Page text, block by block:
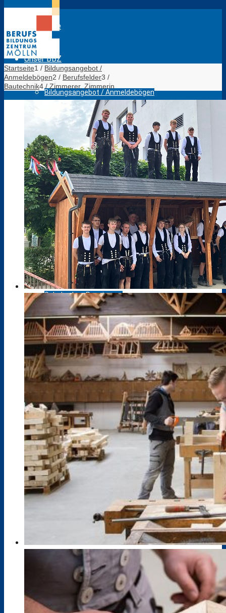
Startseite
Unser BBZ
Bildungsangebot / Anmeldebögen
Das sind wir
Lagepläne BBZ Mölln
Evaluation Lehrkräfte
Klimarat
Europaschule
Schule ohne Rassismus
Stellenausschreibungen
Kooperationen
Messen
Pressespiegel
Projekte / Veranstaltungen
Bildungsangebot
Startseite1 / Bildungsangebot /
Anmeldebögen2 / Berufsfelder3 /
Bautechnik4 / Zimmerer, Zimmerin